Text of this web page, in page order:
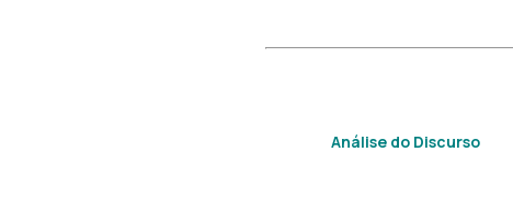
Análise do Discurso